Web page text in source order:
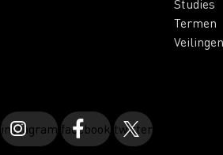
Studies
Termen
Veilingen
instagramfacebooktwitter